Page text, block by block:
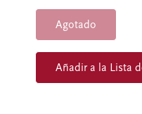
Agotado